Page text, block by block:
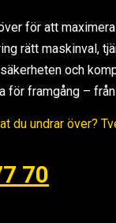
för att
rätt maskinval,
och
för framgång –
du undrar över?
70